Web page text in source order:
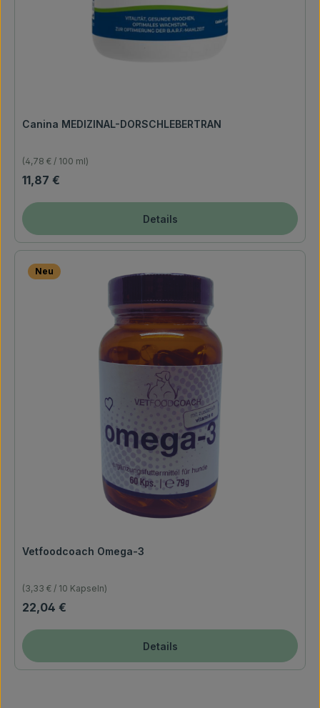
Canina MEDIZINAL-DORSCHLEBERTRAN
(4,78 € / 100 ml)
Regulärer Preis:
11,87 €
Details
Neu
Vetfoodcoach Omega-3
(3,33 € / 10 Kapseln)
Regulärer Preis:
22,04 €
Details